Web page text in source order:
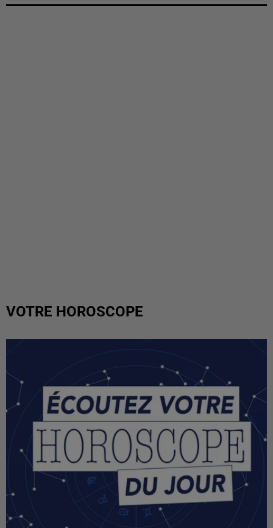
VOTRE HOROSCOPE